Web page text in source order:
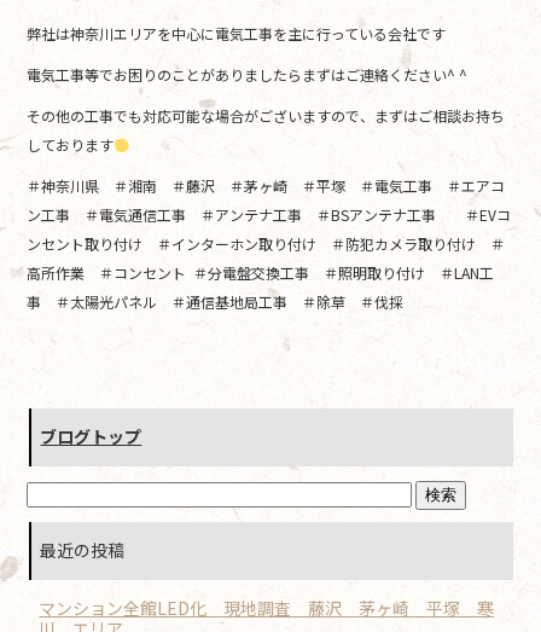
弊社は神奈川エリアを中心に電気工事を主に行っている会社です
電気工事等でお困りのことがありましたらまずはご連絡ください^ ^
その他の工事でも対応可能な場合がございますので、まずはご相談お持ち
しております
＃神奈川県 ＃湘南 ＃藤沢 ＃茅ヶ崎 ＃平塚 ＃電気工事 ＃エアコ
ン工事 ＃電気通信工事 ＃アンテナ工事 ＃BSアンテナ工事 ＃EVコ
ンセント取り付け ＃インターホン取り付け ＃防犯カメラ取り付け ＃
高所作業 ＃コンセント ＃分電盤交換工事 ＃照明取り付け ＃LAN工
事 ＃太陽光パネル ＃通信基地局工事 ＃除草 ＃伐採
ブログトップ
最近の投稿
マンション全館LED化 現地調査 藤沢 茅ヶ崎 平塚 寒